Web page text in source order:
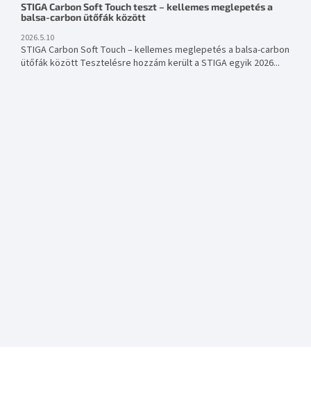
STIGA Carbon Soft Touch teszt – kellemes meglepetés a
balsa-carbon ütőfák között
2026.5.10
STIGA Carbon Soft Touch – kellemes meglepetés a balsa-carbon
ütőfák között Tesztelésre hozzám került a STIGA egyik 2026...